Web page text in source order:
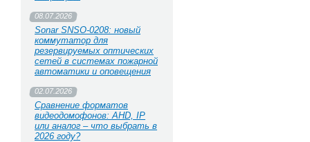
08.07.2026
Sonar SNSO-0208: новый
коммутатор для
резервируемых оптических
сетей в системах пожарной
автоматики и оповещения
02.07.2026
Сравнение форматов
видеодомофонов: AHD, IP
или аналог – что выбрать в
2026 году?